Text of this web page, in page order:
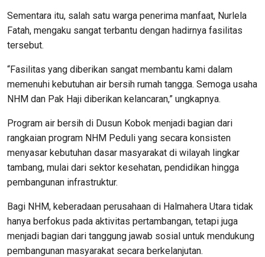
Sementara itu, salah satu warga penerima manfaat, Nurlela
Fatah, mengaku sangat terbantu dengan hadirnya fasilitas
tersebut.
“Fasilitas yang diberikan sangat membantu kami dalam
memenuhi kebutuhan air bersih rumah tangga. Semoga usaha
NHM dan Pak Haji diberikan kelancaran,” ungkapnya.
Program air bersih di Dusun Kobok menjadi bagian dari
rangkaian program NHM Peduli yang secara konsisten
menyasar kebutuhan dasar masyarakat di wilayah lingkar
tambang, mulai dari sektor kesehatan, pendidikan hingga
pembangunan infrastruktur.
Bagi NHM, keberadaan perusahaan di Halmahera Utara tidak
hanya berfokus pada aktivitas pertambangan, tetapi juga
menjadi bagian dari tanggung jawab sosial untuk mendukung
pembangunan masyarakat secara berkelanjutan.